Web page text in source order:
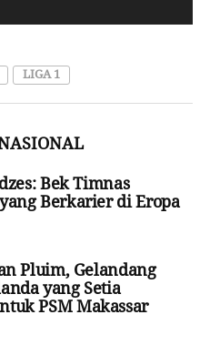
LIGA 1
Bek Timnas
Berkarier di Eropa
Pluim, Gelandang
yang Setia
PSM Makassar